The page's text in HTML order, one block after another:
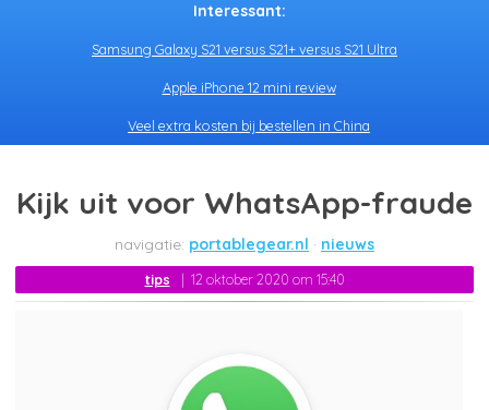
Interessant:
Samsung Galaxy S21 versus S21+ versus S21 Ultra
Apple iPhone 12 mini review
Veel extra kosten bij bestellen in China
Kijk uit voor WhatsApp-fraude
portablegear.nl nieuws
tips 12 oktober 2020 om 15:40